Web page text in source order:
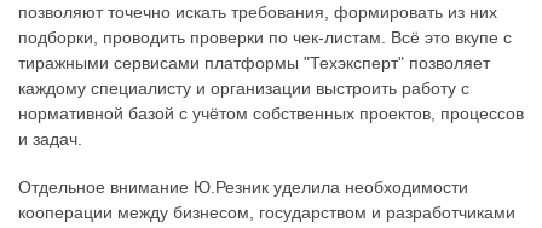
позволяют точечно искать требования, формировать из них
подборки, проводить проверки по чек-листам. Всё это вкупе с
тиражными сервисами платформы "Техэксперт" позволяет
каждому специалисту и организации выстроить работу с
нормативной базой с учётом собственных проектов, процессов
и задач.
Отдельное внимание Ю.Резник уделила необходимости
кооперации между бизнесом, государством и разработчиками